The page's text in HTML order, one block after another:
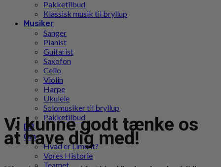
Pakketilbud
Klassisk musik til bryllup
Musiker
Sanger
Pianist
Guitarist
Saxofon
Cello
Violin
Harpe
Ukulele
Solomusiker til bryllup
Pakketilbud
DJ
Om
Hvad er Limunt?
Vores Historie
Teamet
Vi kunne godt tænke os
at have dig med!